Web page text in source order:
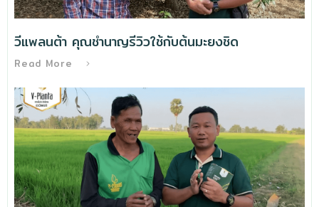
วีแพลนต้า คุณชำนาญรีวิวใช้กับต้นมะยงชิด
Read More